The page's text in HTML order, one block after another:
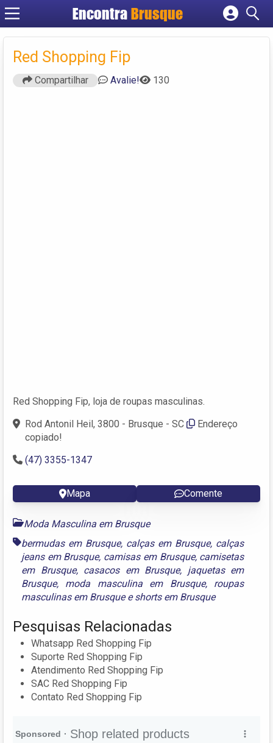
EncontraBrusque
Cadastrar empresa
Criar conta
Red Shopping Fip
Compartilhar Avalie! 130
Red Shopping Fip, loja de roupas masculinas.
Rod Antonil Heil, 3800 - Brusque - SC
Endereço
copiado!
(47) 3355-1347
Mapa Comente
Moda Masculina em Brusque
bermudas em Brusque, calças em Brusque, calças
jeans em Brusque, camisas em Brusque, camisetas
em Brusque, casacos em Brusque, jaquetas em
Brusque, moda masculina em Brusque, roupas
masculinas em Brusqueeshorts em Brusque
Pesquisas Relacionadas
Whatsapp Red Shopping Fip
Suporte Red Shopping Fip
Atendimento Red Shopping Fip
SAC Red Shopping Fip
Contato Red Shopping Fip